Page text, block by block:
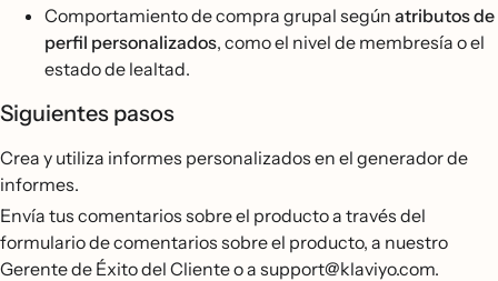
Comportamiento de compra grupal según atributos de
perfil personalizados, como el nivel de membresía o el
estado de lealtad.
Siguientes pasos
Crea y utiliza informes personalizados en el generador de
informes.
Envía tus comentarios sobre el producto a través del
formulario de comentarios sobre el producto, a nuestro
Gerente de Éxito del Cliente o a support@klaviyo.com.